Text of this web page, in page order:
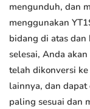
mengunduh, dan
menggunakan
bidang di atas
selesai, Anda
telah dikonversi
lainnya, dan
paling sesuai dan